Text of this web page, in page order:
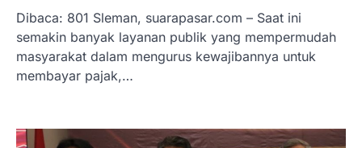
Dibaca: 801 Sleman, suarapasar.com – Saat ini
semakin banyak layanan publik yang mempermudah
masyarakat dalam mengurus kewajibannya untuk
membayar pajak,…